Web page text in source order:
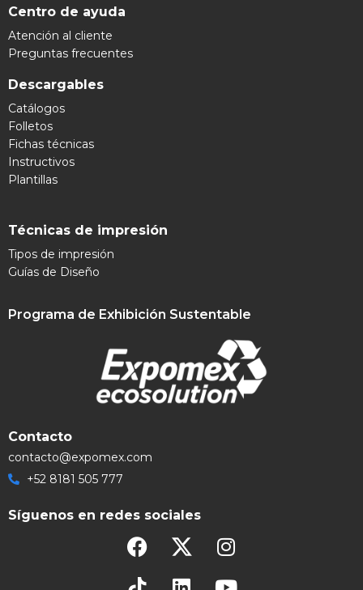
Centro de ayuda
Atención al cliente
Preguntas frecuentes
Descargables
Catálogos
Folletos
Fichas técnicas
Instructivos
Plantillas
Técnicas de impresión
Tipos de impresión
Guías de Diseño
Programa de Exhibición Sustentable
Contacto
contacto@expomex.com
+52 8181 505 777
Síguenos en redes sociales